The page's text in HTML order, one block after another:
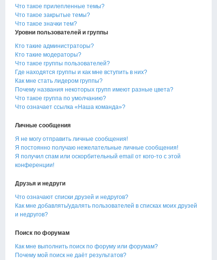
Что такое прилепленные темы?
Что такое закрытые темы?
Что такое значки тем?
Уровни пользователей и группы
Кто такие администраторы?
Кто такие модераторы?
Что такое группы пользователей?
Где находятся группы и как мне вступить в них?
Как мне стать лидером группы?
Почему названия некоторых групп имеют разные цвета?
Что такое группа по умолчанию?
Что означает ссылка «Наша команда»?
Личные сообщения
Я не могу отправить личные сообщения!
Я постоянно получаю нежелательные личные сообщения!
Я получил спам или оскорбительный email от кого-то с этой
конференции!
Друзья и недруги
Что означают списки друзей и недругов?
Как мне добавлять/удалять пользователей в списках моих друзей
и недругов?
Поиск по форумам
Как мне выполнить поиск по форуму или форумам?
Почему мой поиск не даёт результатов?